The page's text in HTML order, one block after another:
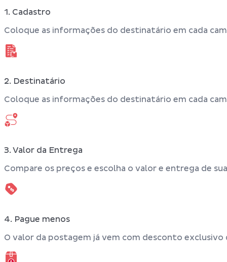
1. Cadastro
Coloque as informações do destinatário em cada
2. Destinatário
Coloque as informações do destinatário em cada
3. Valor da Entrega
Compare os preços e escolha o valor e entrega de
4. Pague menos
O valor da postagem já vem com desconto